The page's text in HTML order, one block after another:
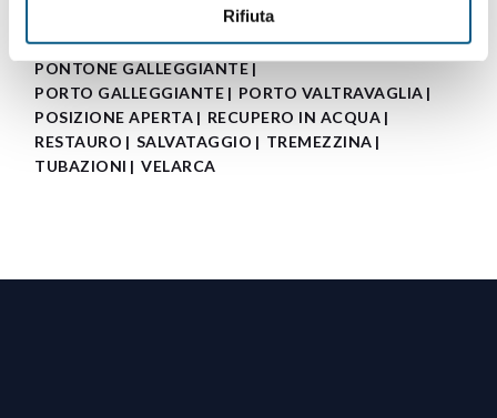
Rifiuta
OPERATORE SUBACQUEO
PONTILE
PONTILE GALLEGGIANTE
PONTONE GALLEGGIANTE
PORTO GALLEGGIANTE
PORTO VALTRAVAGLIA
POSIZIONE APERTA
RECUPERO IN ACQUA
RESTAURO
SALVATAGGIO
TREMEZZINA
TUBAZIONI
VELARCA